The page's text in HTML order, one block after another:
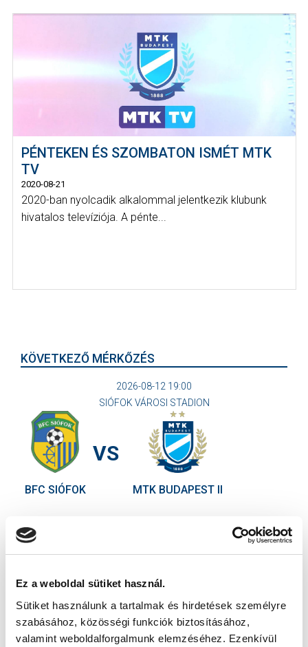
Ez a weboldal sütiket használ.
Sütiket használunk a tartalmak és hirdetések személyre
szabásához, közösségi funkciók biztosításához,
valamint weboldalforgalmunk elemzéséhez. Ezenkívül
PÉNTEKEN ÉS SZOMBATON ISMÉT MTK
TV
2020-08-21
2020-ban nyolcadik alkalommal jelentkezik klubunk
hivatalos televíziója. A pénte...
KÖVETKEZŐ MÉRKŐZÉS
2026-08-12 19:00
SIÓFOK VÁROSI STADION
BFC SIÓFOK
VS
MTK BUDAPEST II
Ne maradjon le egy eseményről sem! Iratkozzon fel ingyenes